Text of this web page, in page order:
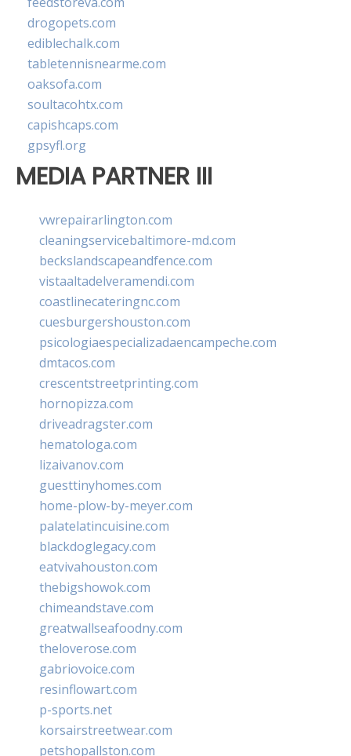
drogopets.com
ediblechalk.com
tabletennisnearme.com
oaksofa.com
soultacohtx.com
capishcaps.com
gpsyfl.org
MEDIA PARTNER III
vwrepairarlington.com
cleaningservicebaltimore-md.com
beckslandscapeandfence.com
vistaaltadelveramendi.com
coastlinecateringnc.com
cuesburgershouston.com
psicologiaespecializadaencampeche.com
dmtacos.com
crescentstreetprinting.com
hornopizza.com
driveadragster.com
hematologa.com
lizaivanov.com
guesttinyhomes.com
home-plow-by-meyer.com
palatelatincuisine.com
blackdoglegacy.com
eatvivahouston.com
thebigshowok.com
chimeandstave.com
greatwallseafoodny.com
theloverose.com
gabriovoice.com
resinflowart.com
p-sports.net
korsairstreetwear.com
petshopallston.com